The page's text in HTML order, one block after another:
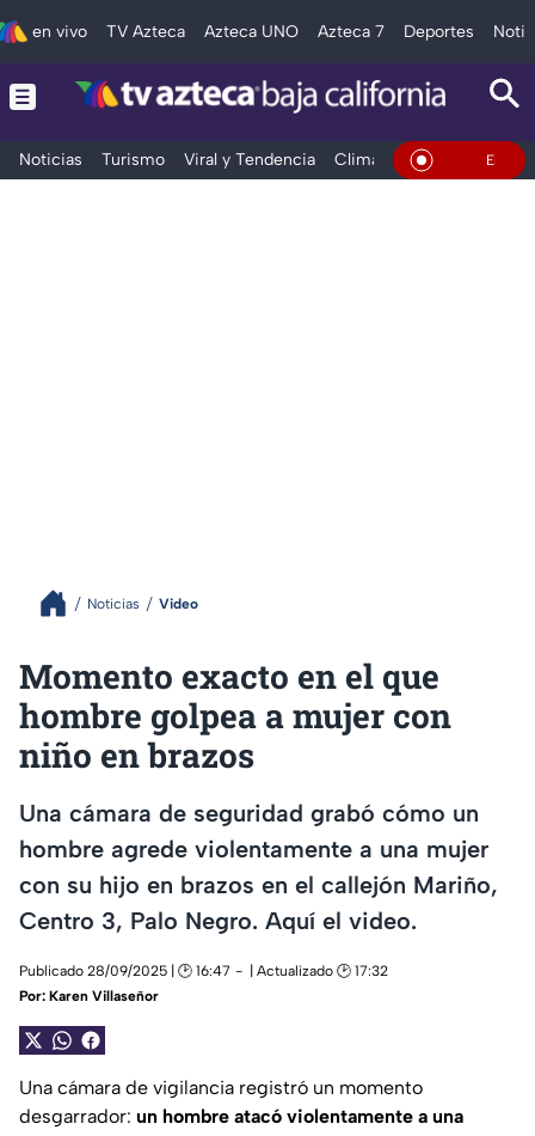
en vivo TV Azteca Azteca UNO Azteca 7 Deportes
Noticias Turismo Viral y Tendencia Clima Deportes En Vivo
Noticias Video
Momento exacto en el que
hombre golpea a mujer con
niño en brazos
Una cámara de seguridad grabó cómo un
hombre agrede violentamente a una mujer
con su hijo en brazos en el callejón Mariño,
Centro 3, Palo Negro. Aquí el video.
Publicado 28/09/2025 | 🕑 16:47
| Actualizado 🕑 17:32
Por: Karen Villaseñor
Una cámara de vigilancia registró un momento
desgarrador: un hombre atacó violentamente a una